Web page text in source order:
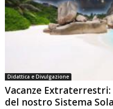
Didattica e Divulgazione
Vacanze
del nostro Sistema